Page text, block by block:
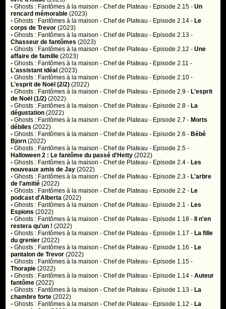
• Ghosts : Fantômes à la maison - Chef de Plateau - Episode 2.15 -Un
rencard mémorable (2023)
• Ghosts : Fantômes à la maison - Chef de Plateau - Episode 2.14 - Le
corps de Trevor (2023)
• Ghosts : Fantômes à la maison - Chef de Plateau - Episode 2.13 -
Chasseur de fantômes (2023)
• Ghosts : Fantômes à la maison - Chef de Plateau - Episode 2.12 -Une
affaire de famille (2023)
• Ghosts : Fantômes à la maison - Chef de Plateau - Episode 2.11 -
L'assistant idéal (2023)
• Ghosts : Fantômes à la maison - Chef de Plateau - Episode 2.10 -
L'esprit de Noël (2/2) (2022)
• Ghosts : Fantômes à la maison - Chef de Plateau - Episode 2.9 - L'esprit
de Noël (1/2) (2022)
• Ghosts : Fantômes à la maison - Chef de Plateau - Episode 2.8 - La
dégustation (2022)
• Ghosts : Fantômes à la maison - Chef de Plateau - Episode 2.7 - Morts
débiles (2022)
• Ghosts : Fantômes à la maison - Chef de Plateau - Episode 2.6 - Bébé
Bjorn (2022)
• Ghosts : Fantômes à la maison - Chef de Plateau - Episode 2.5 -
Halloween 2 : Le fantôme du passé d'Hetty (2022)
• Ghosts : Fantômes à la maison - Chef de Plateau - Episode 2.4 - Les
nouveaux amis de Jay (2022)
• Ghosts : Fantômes à la maison - Chef de Plateau - Episode 2.3 - L'arbre
de l'amitié (2022)
• Ghosts : Fantômes à la maison - Chef de Plateau - Episode 2.2 - Le
podcast d'Alberta (2022)
• Ghosts : Fantômes à la maison - Chef de Plateau - Episode 2.1 - Les
Espions (2022)
• Ghosts : Fantômes à la maison - Chef de Plateau - Episode 1.18 -
Il n'en
restera qu'un ! (2022)
• Ghosts : Fantômes à la maison - Chef de Plateau - Episode 1.17 - La fille
du grenier (2022)
• Ghosts : Fantômes à la maison - Chef de Plateau - Episode 1.16 - Le
pantalon de Trevor (2022)
• Ghosts : Fantômes à la maison - Chef de Plateau - Episode 1.15 -
Thorapie (2022)
• Ghosts : Fantômes à la maison - Chef de Plateau - Episode 1.14 -Auteur
fantôme (2022)
• Ghosts : Fantômes à la maison - Chef de Plateau - Episode 1.13 - La
chambre forte (2022)
• Ghosts : Fantômes à la maison - Chef de Plateau - Episode 1.12 - La